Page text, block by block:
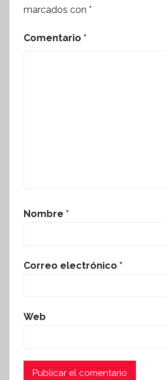
marcados con *
Comentario *
Nombre *
Correo electrónico *
Web